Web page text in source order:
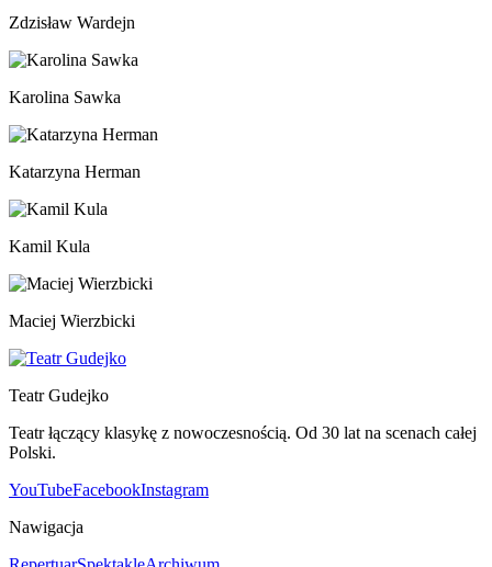
Zdzisław Wardejn
Karolina Sawka
Katarzyna Herman
Kamil Kula
Maciej Wierzbicki
Teatr Gudejko
Teatr łączący klasykę z nowoczesnością. Od 30 lat na scenach całej
Polski.
YouTubeFacebookInstagram
Nawigacja